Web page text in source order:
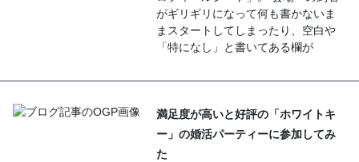
がギリギリになって何も書かないま
まスタートしてしまったり、空白や
「特になし」と書いてある欄が
満足度が高いと好評の「ホワイトキ
ー」の婚活パーティーに参加してみ
た